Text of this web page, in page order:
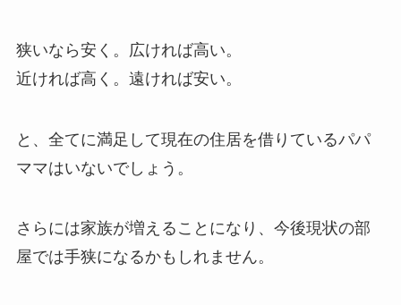
狭いなら安く。広ければ高い。
近ければ高く。遠ければ安い。
と、全てに満足して現在の住居を借りているパパ
ママはいないでしょう。
さらには家族が増えることになり、今後現状の部
屋では手狭になるかもしれません。